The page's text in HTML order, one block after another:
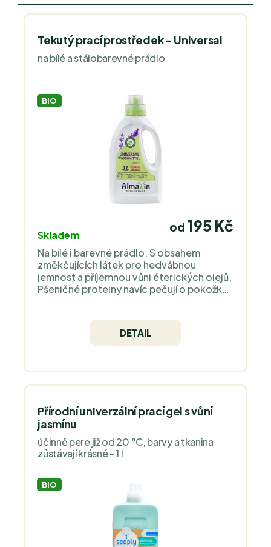
Tekutý prací prostředek - Universal
na bílé a stálobarevné prádlo
BIO
Skladem
od 195 Kč
Na bílé i barevné prádlo. S obsahem
změkčujících látek pro hedvábnou
jemnost a příjemnou vůni éterických olejů.
Pšeničné proteiny navíc pečují o pokožku
DETAIL
Přírodní univerzální prací gel s vůní
jasmínu
účinně pere již od 20 °C, barvy a tkanina
zůstávají krásné - 1 l
BIO